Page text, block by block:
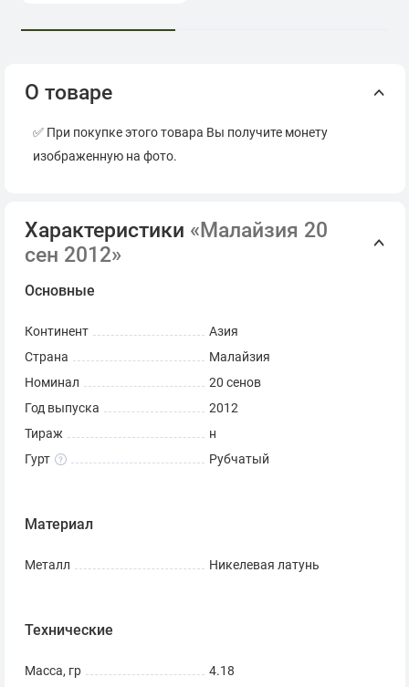
О товаре
✅ При покупке этого товара Вы получите монету
изображенную на фото.
Характеристики «Малайзия 20
сен 2012»
Основные
Континент
Азия
Страна
Малайзия
Номинал
20 сенов
Год выпуска
2012
Тираж
н
Гурт
Рубчатый
Материал
Металл Никелевая латунь
Технические
Масса, гр
4.18